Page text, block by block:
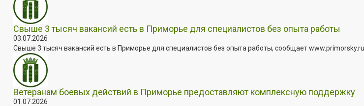
Свыше 3 тысяч вакансий есть в Приморье для специалистов без опыта работы
03.07.2026
Свыше 3 тысяч вакансий есть в Приморье для специалистов без опыта работы, сообщает
Ветеранам боевых действий в Приморье предоставляют комплексную поддержку
01.07.2026